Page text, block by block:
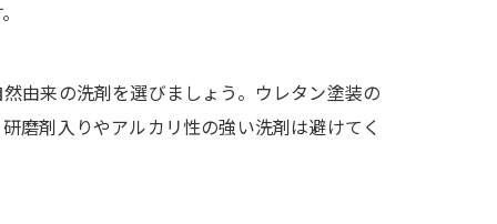
由来の洗剤を選びましょう。ウレタン塗装の
磨剤入りやアルカリ性の強い洗剤は避けてく